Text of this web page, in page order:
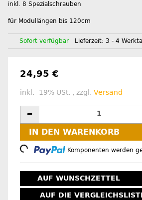
inkl. 8 Spezialschrauben
für Modullängen bis 120cm
Sofort verfügbar Lieferzeit: 3 - 4
24,95 €
inkl. 19% USt. , zzgl. Versand
IN DEN WARENKORB
Komponenten werden
AUF WUNSCHZETTEL
AUF DIE